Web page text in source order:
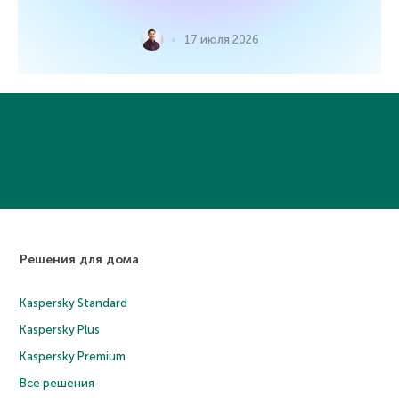
17 июля 2026
Решения для дома
Kaspersky Standard
Kaspersky Plus
Kaspersky Premium
Все решения